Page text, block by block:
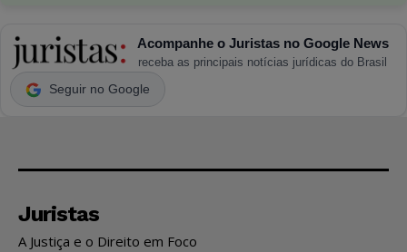
Acompanhe o Juristas no Google News
receba as principais notícias jurídicas do Brasil
Seguir no Google
Juristas
A Justiça e o Direito em Foco